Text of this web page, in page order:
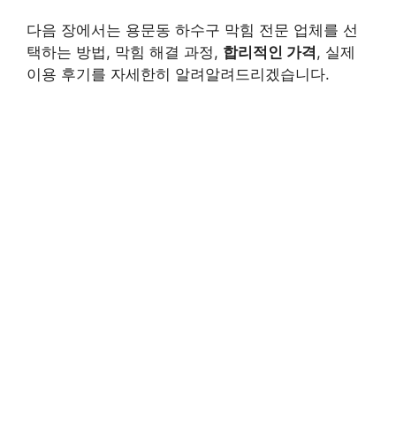
다음 장에서는 용문동 하수구 막힘 전문 업체를 선
택하는 방법, 막힘 해결 과정, 합리적인 가격, 실제
이용 후기를 자세한히 알려알려드리겠습니다.